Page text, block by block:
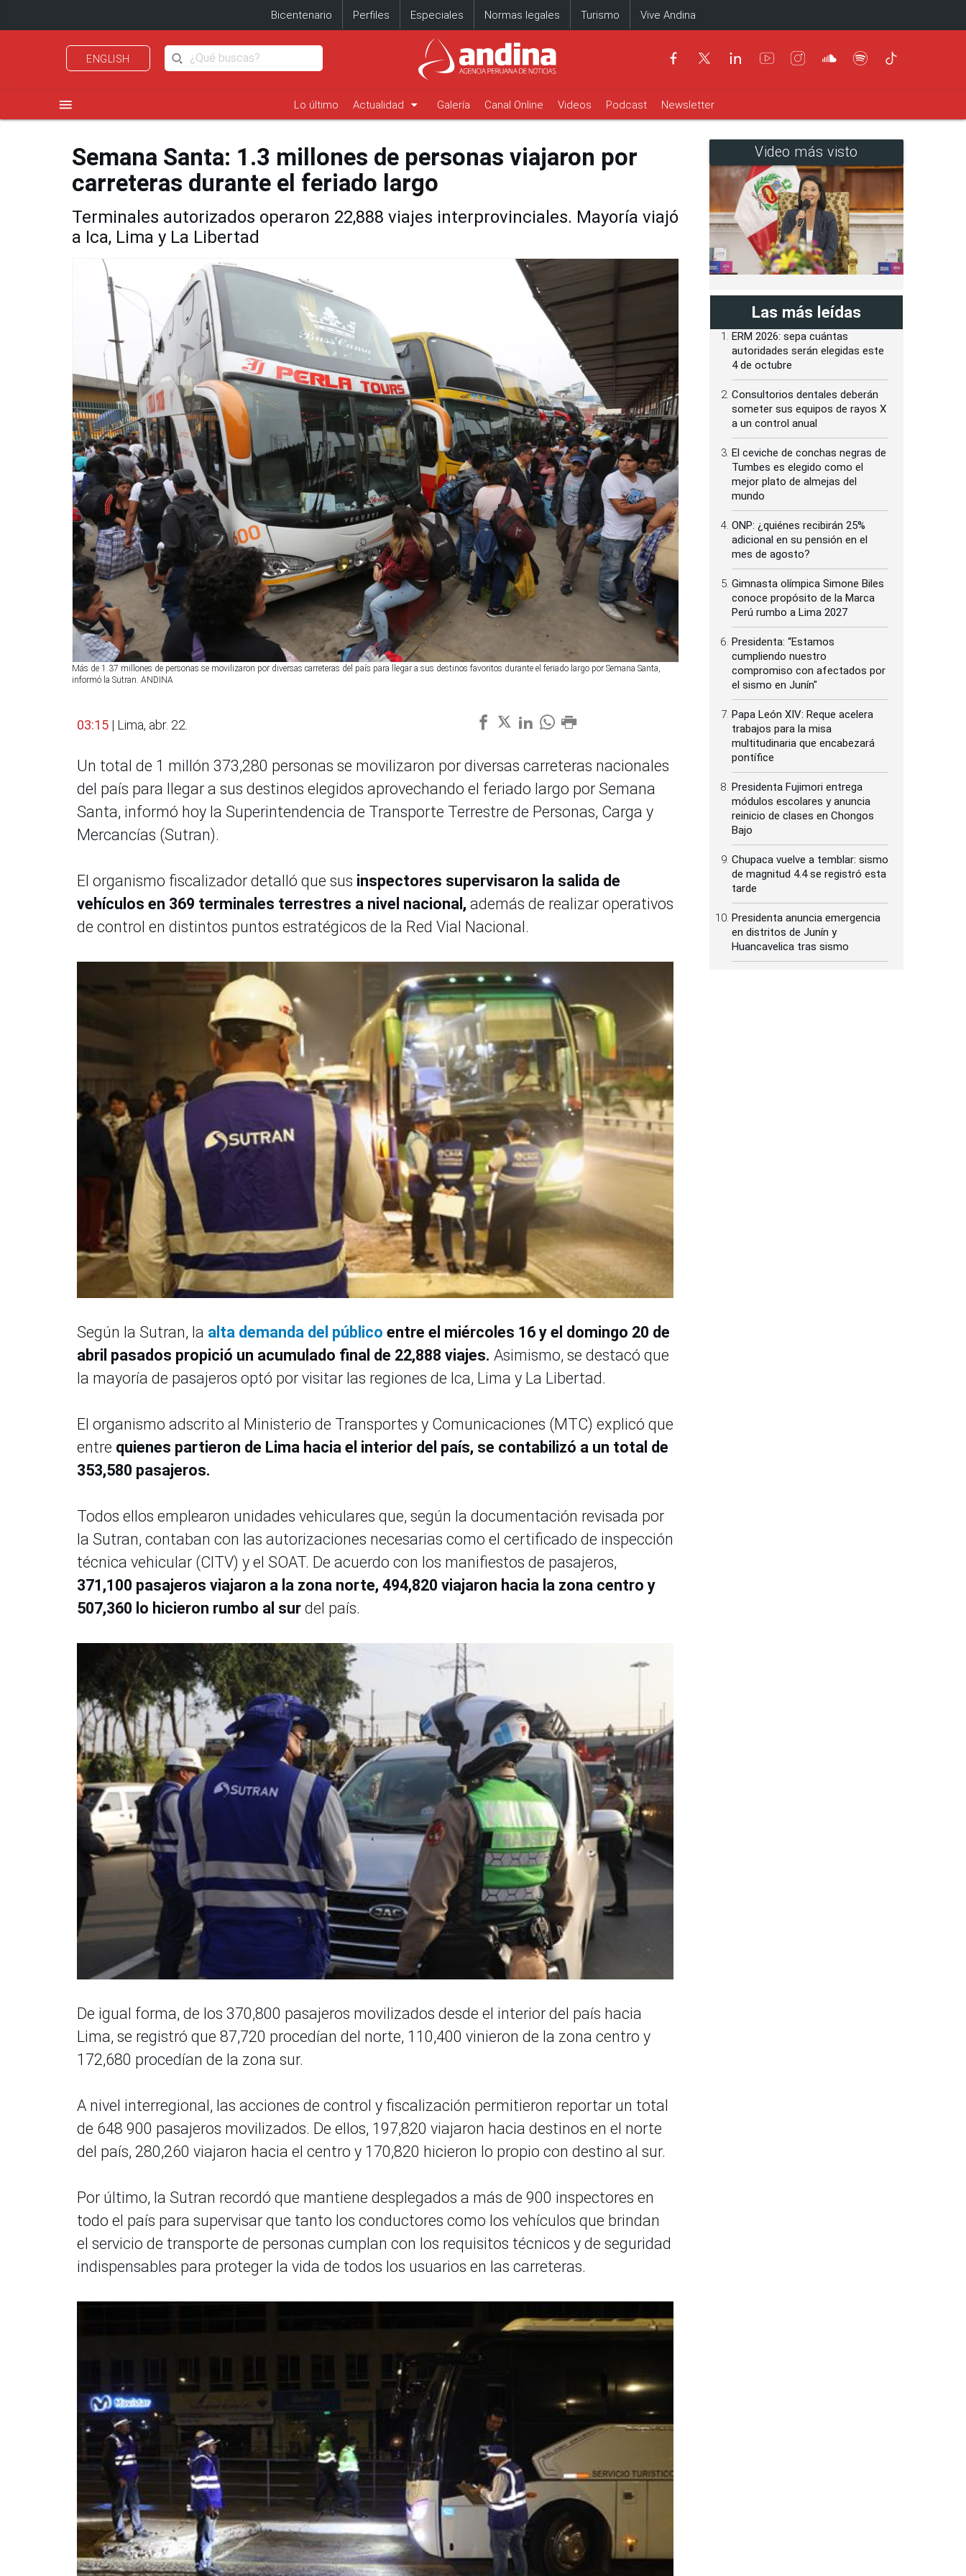
Bicentenario Perfiles Especiales Normas legales Turismo Vive Andina
ENGLISH
menu Lo último Actualidad arrow_drop_down Galería Canal Online Videos Podcast Newsletter
Semana Santa: 1.3 millones de personas viajaron por
carreteras durante el feriado largo
Terminales autorizados operaron 22,888 viajes interprovinciales. Mayoría viajó
a Ica, Lima y La Libertad
Más de 1.37 millones de personas se movilizaron por diversas carreteras del país para llegar a sus destinos favoritos durante el feriado largo por Semana Santa,
informó la Sutran. ANDINA
03:15 | Lima, abr. 22.
Un total de 1 millón 373,280 personas se movilizaron por diversas carreteras nacionales
del país para llegar a sus destinos elegidos aprovechando el feriado largo por Semana
Santa, informó hoy la Superintendencia de Transporte Terrestre de Personas, Carga y
Mercancías (Sutran).
El organismo fiscalizador detalló que sus inspectores supervisaron la salida de
vehículos en 369 terminales terrestres a nivel nacional, además de realizar operativos
de control en distintos puntos estratégicos de la Red Vial Nacional.
Según la Sutran, la alta demanda del público entre el miércoles 16 y el domingo 20 de
abril pasados propició un acumulado final de 22,888 viajes. Asimismo, se destacó que
la mayoría de pasajeros optó por visitar las regiones de Ica, Lima y La Libertad.
El organismo adscrito al Ministerio de Transportes y Comunicaciones (MTC) explicó que
entre quienes partieron de Lima hacia el interior del país, se contabilizó a un total de
353,580 pasajeros.
Todos ellos emplearon unidades vehiculares que, según la documentación revisada por
la Sutran, contaban con las autorizaciones necesarias como el certificado de inspección
técnica vehicular (CITV) y el SOAT. De acuerdo con los manifiestos de pasajeros,
371,100 pasajeros viajaron a la zona norte, 494,820 viajaron hacia la zona centro y
507,360 lo hicieron rumbo al sur del país.
De igual forma, de los 370,800 pasajeros movilizados desde el interior del país hacia
Lima, se registró que 87,720 procedían del norte, 110,400 vinieron de la zona centro y
172,680 procedían de la zona sur.
A nivel interregional, las acciones de control y fiscalización permitieron reportar un total
de 648 900 pasajeros movilizados. De ellos, 197,820 viajaron hacia destinos en el norte
del país, 280,260 viajaron hacia el centro y 170,820 hicieron lo propio con destino al sur.
Por último, la Sutran recordó que mantiene desplegados a más de 900 inspectores en
todo el país para supervisar que tanto los conductores como los vehículos que brindan
el servicio de transporte de personas cumplan con los requisitos técnicos y de seguridad
indispensables para proteger la vida de todos los usuarios en las carreteras.
Video más visto
Las más leídas
ERM 2026: sepa cuántas
autoridades serán elegidas este
4 de octubre
Consultorios dentales deberán
someter sus equipos de rayos X
a un control anual
El ceviche de conchas negras de
Tumbes es elegido como el
mejor plato de almejas del
mundo
ONP: ¿quiénes recibirán 25%
adicional en su pensión en el
mes de agosto?
Gimnasta olímpica Simone Biles
conoce propósito de la Marca
Perú rumbo a Lima 2027
Presidenta: “Estamos
cumpliendo nuestro
compromiso con afectados por
el sismo en Junín"
Papa León XIV: Reque acelera
trabajos para la misa
multitudinaria que encabezará
pontífice
Presidenta Fujimori entrega
módulos escolares y anuncia
reinicio de clases en Chongos
Bajo
Chupaca vuelve a temblar: sismo
de magnitud 4.4 se registró esta
tarde
Presidenta anuncia emergencia
en distritos de Junín y
Huancavelica tras sismo